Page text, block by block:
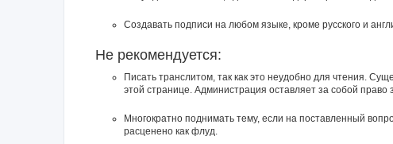
Создавать подписи на любом языке, кроме русского и
Не рекомендуется:
Писать транслитом, так как это неудобно для чтения.
этой странице. Администрация оставляет за собой
Многократно поднимать тему, если на поставленный
расценено как флуд.